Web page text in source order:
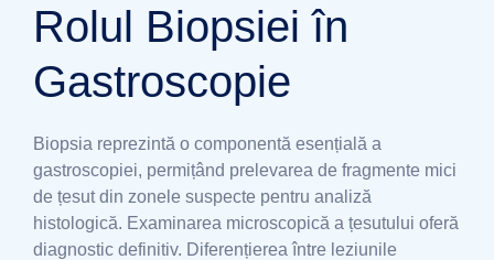
Rolul Biopsiei în
Gastroscopie
Biopsia reprezintă o componentă esențială a
gastroscopiei, permițând prelevarea de fragmente mici
de țesut din zonele suspecte pentru analiză
histologică. Examinarea microscopică a țesutului oferă
diagnostic definitiv. Diferențierea între leziunile